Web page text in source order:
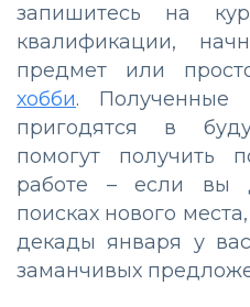
запишитесь на
квалификации,
предмет или
хобби. Полученные
пригодятся в
помогут получить
работе – если вы
поисках нового
декады января у
заманчивых